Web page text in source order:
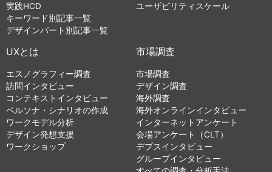
実践HCD
キーワード別記事一覧
デザインパート別記事一覧
ユーザビリティスケール
UXとは
エスノグラフィー調査
訪問インタビュー
コンテキストインタビュー
ペルソナ・シナリオの作成
ワークモデル分析
デザイン発想支援
ワークショップ
市場調査
市場調査
デザイン調査
海外調査
海外オンラインインタビュー
インターネットアンケート
会場アンケート（CLT）
デプスインタビュー
グループインタビュー